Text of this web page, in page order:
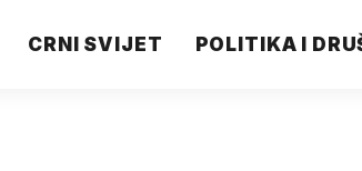
CRNI SVIJET POLITIKA I